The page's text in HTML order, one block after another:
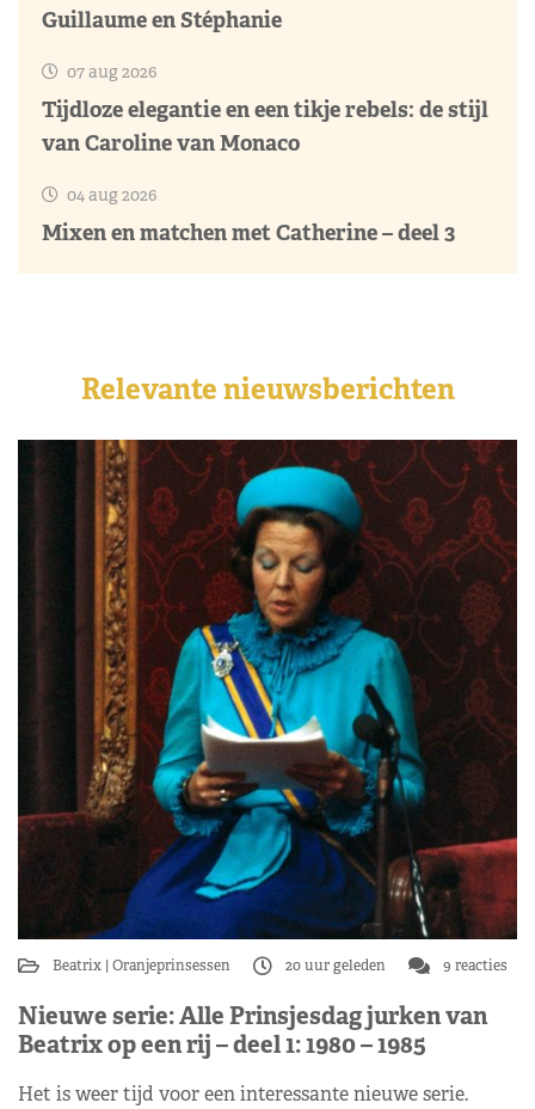
Guillaume en Stéphanie
07 aug 2026
Tijdloze elegantie en een tikje rebels: de stijl
van Caroline van Monaco
04 aug 2026
Mixen en matchen met Catherine – deel 3
Relevante nieuwsberichten
Beatrix Oranjeprinsessen 20 uur geleden 9 reacties
Nieuwe serie: Alle Prinsjesdag jurken van
Beatrix op een rij – deel 1: 1980 – 1985
Het is weer tijd voor een interessante nieuwe serie.